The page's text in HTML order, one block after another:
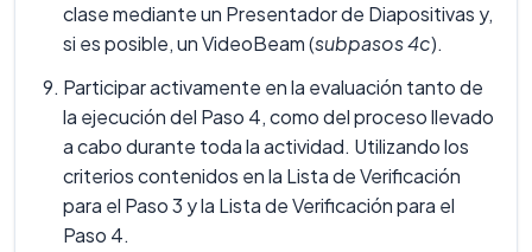
clase mediante un Presentador de Diapositivas y,
si es posible, un VideoBeam (subpasos 4c).
Participar activamente en la evaluación tanto de
la ejecución del Paso 4, como del proceso llevado
a cabo durante toda la actividad. Utilizando los
criterios contenidos en la Lista de Verificación
para el Paso 3 y la Lista de Verificación para el
Paso 4.